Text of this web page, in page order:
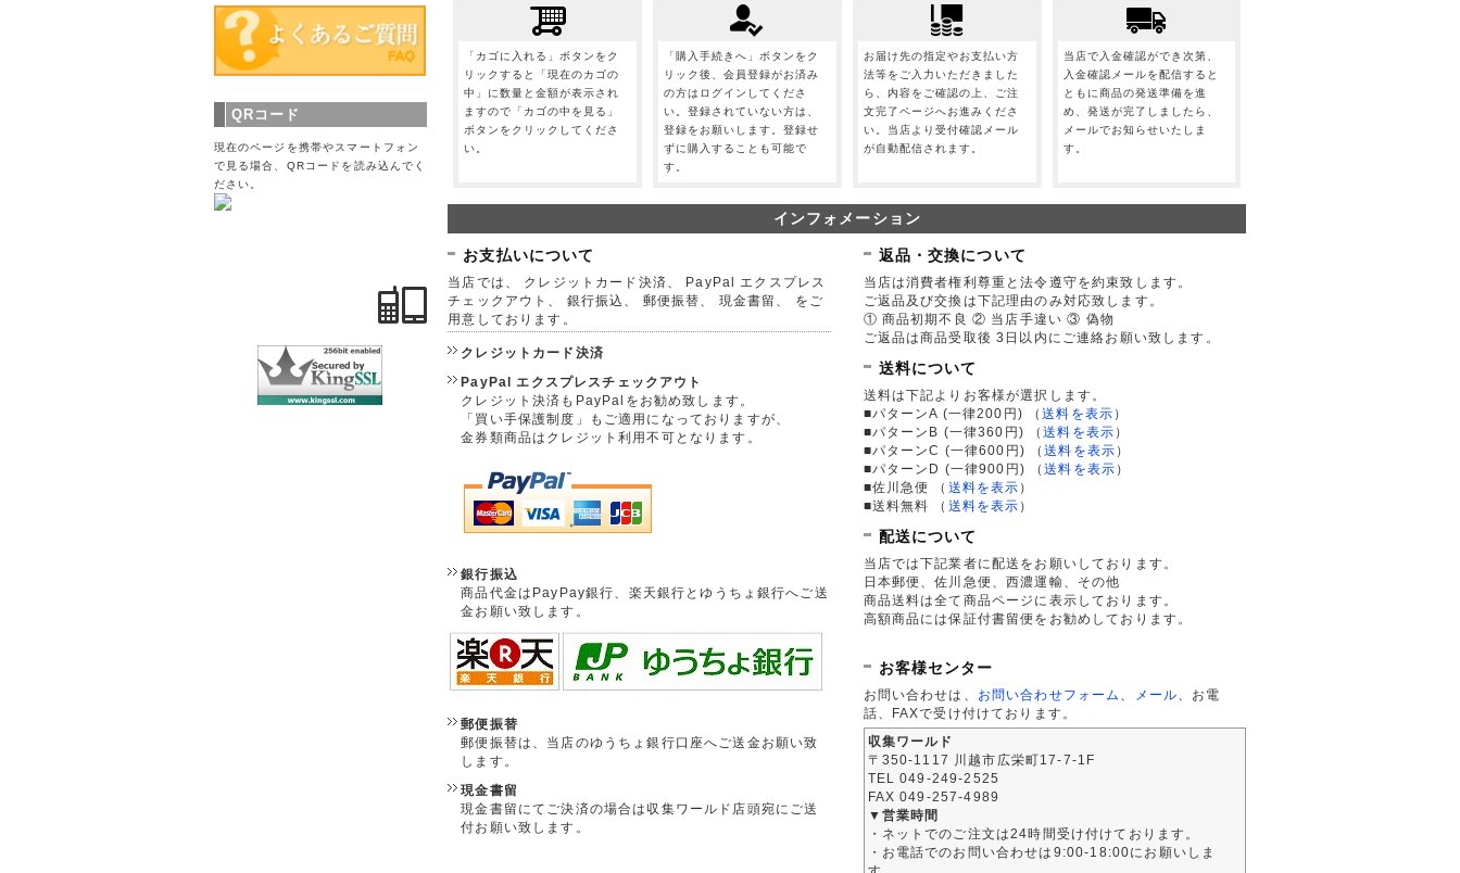
「カゴに入れる」ボタンをク
リックすると「現在のカゴの
中」に数量と金額が表示され
ますので「カゴの中を見る」
ボタンをクリックしてくださ
い。
「購入手続きへ」ボタンをク
リック後、会員登録がお済み
の方はログインしてくださ
い。登録されていない方は、
登録をお願いします。登録せ
ずに購入することも可能で
す。
お届け先の指定やお支払い方
法等をご入力いただきました
ら、内容をご確認の上、ご注
文完了ページへお進みくださ
い。当店より受付確認メール
が自動配信されます。
当店で入金確認ができ次第、
入金確認メールを配信すると
ともに商品の発送準備を進
め、発送が完了しましたら、
メールでお知らせいたしま
す。
インフォメーション
お支払いについて
当店では、 クレジットカード決済、 PayPal エクスプレス
チェックアウト、 銀行振込、 郵便振替、 現金書留、 をご
用意しております。
クレジットカード決済
PayPal エクスプレスチェックアウト
クレジット決済もPayPalをお勧め致します。
「買い手保護制度」もご適用になっておりますが、
金券類商品はクレジット利用不可となります。
銀行振込
商品代金はPayPay銀行、楽天銀行とゆうちょ銀行へご送
金お願い致します。
郵便振替
郵便振替は、当店のゆうちょ銀行口座へご送金お願い致
します。
現金書留
現金書留にてご決済の場合は収集ワールド店頭宛にご送
付お願い致します。
返品・交換について
当店は消費者権利尊重と法令遵守を約束致します。
ご返品及び交換は下記理由のみ対応致します。
① 商品初期不良 ② 当店手違い ③ 偽物
ご返品は商品受取後 3日以内にご連絡お願い致します。
送料について
送料は下記よりお客様が選択します。
■パターンA (一律200円)
（送料を表示 ）
■パターンB (一律360円)
（送料を表示 ）
■パターンC (一律600円)
（送料を表示 ）
■パターンD (一律900円)
（送料を表示 ）
■佐川急便
（ 送料を表示 ）
■送料無料
（ 送料を表示 ）
配送について
当店では下記業者に配送をお願いしております。
日本郵便、佐川急便、西濃運輸、その他
商品送料は全て商品ページに表示しております。
高額商品には保証付書留便をお勧めしております。
お客様センター
お問い合わせは、 お問い合わせフォーム メール 、お電
話、FAXで受け付けております。
収集ワールド
〒350-1117 川越市広栄町17-7-1F
TEL 049-249-2525
FAX 049-257-4989
▼営業時間
・ネットでのご注文は24時間受け付けております。
・お電話でのお問い合わせは9:00-18:00にお願いしま
QRコード
現在のページを携帯やスマートフォン
で見る場合、QRコードを読み込んでく
ださい。